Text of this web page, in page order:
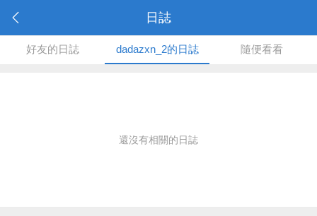
日誌
好友的日誌 dadazxn_2的日誌 隨便看看
還沒有相關的日誌